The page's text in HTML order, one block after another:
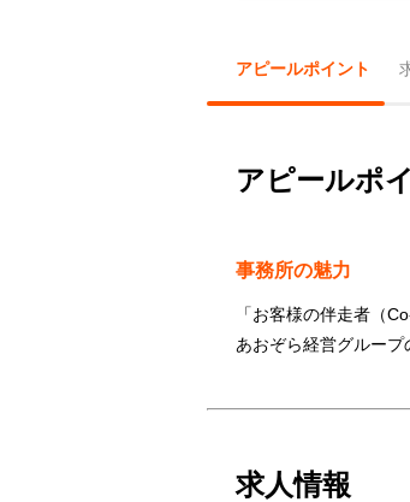
アピールポイント
アピールポ
事務所の魅力
「お客様の伴走者（
あおぞら経営グループ
求人情報